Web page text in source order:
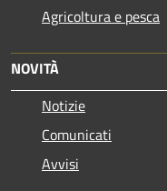
Agricoltura e pesca
NOVITÀ
Notizie
Comunicati
Avvisi